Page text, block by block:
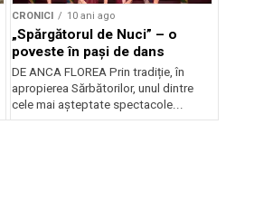
CRONICI 10 ani ago
„Spărgătorul de Nuci” – o
poveste în pași de dans
DE ANCA FLOREA Prin tradiție, în
apropierea Sărbătorilor, unul dintre
cele mai așteptate spectacole...